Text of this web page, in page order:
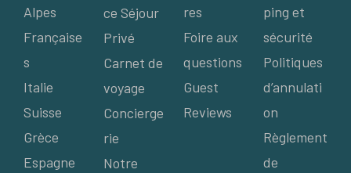
Alpes
Française
s
Italie
Suisse
Grèce
Espagne
ce Séjour
Privé
Carnet de
voyage
Concierge
rie
Notre
res
Foire aux
questions
Guest
Reviews
ping et
sécurité
Politiques
d’annulati
on
Règlement
de